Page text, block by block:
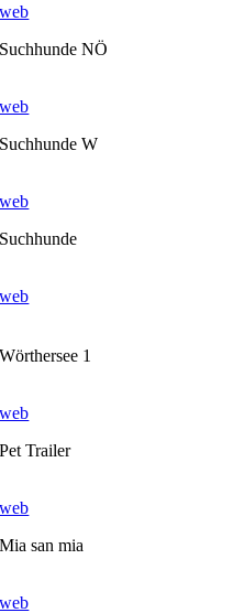
web
Suchhunde NÖ
web
Suchhunde W
web
Suchhunde
web
Wörthersee 1
web
Pet Trailer
web
Mia san mia
web